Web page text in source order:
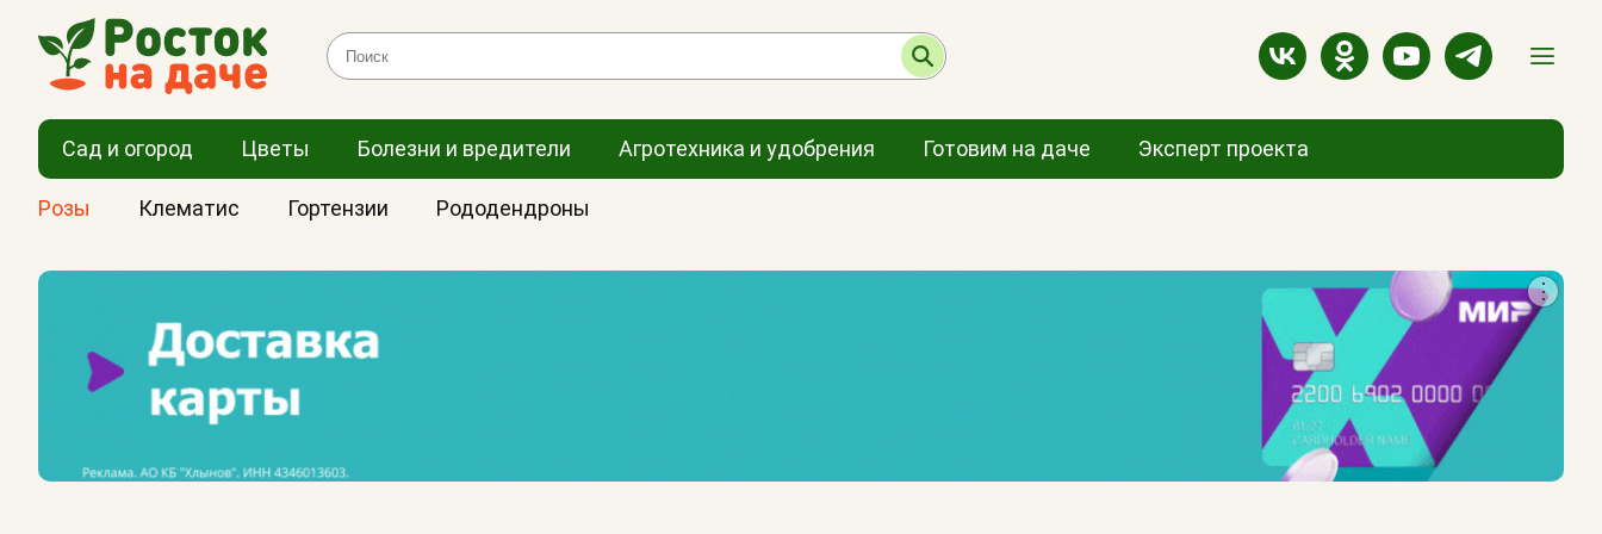
Сад и огород Цветы Болезни и вредители Агротехника и удобрения Готовим на даче Эксперт проекта
Розы Клематис Гортензии Рододендроны